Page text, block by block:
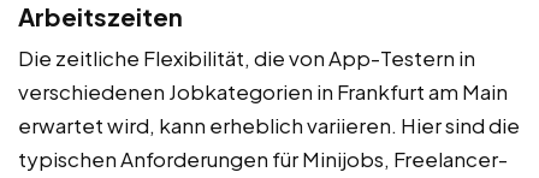
Arbeitszeiten
Die zeitliche Flexibilität, die von App-Testern in
verschiedenen Jobkategorien in Frankfurt am Main
erwartet wird, kann erheblich variieren. Hier sind die
typischen Anforderungen für Minijobs, Freelancer-